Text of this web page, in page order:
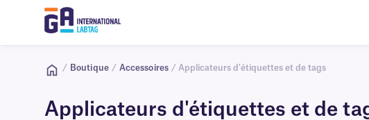
/ Boutique / Accessoires / Applicateurs d'étiquettes et de tags
Applicateurs d'étiquettes et de